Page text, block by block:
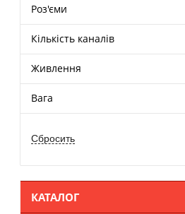
Роз'єми
Кількість каналів
Живлення
Вага
КАТАЛОГ